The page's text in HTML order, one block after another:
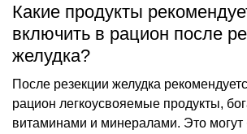
Какие продукты
включить в рацион после
желудка?
После резекции желудка
рацион легкоусвояемые продукты,
витаминами и минералами. Это могут